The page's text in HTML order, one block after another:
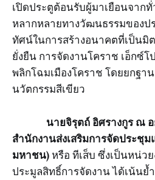
เปิดประตูต้อนรับผู้มาเยือนจาก
หลากหลายทางวัฒนธรรมของป
ทัศน์ในการสร้างอนาคตที่เป็นมิ
ยั่งยืน การจัดงานโคราช เอ็กซ์โ
พลิกโฉมเมืองโคราช โดยยกฐา
นวัตกรรมสีเขียว
นายจิรุตถ์ อิศรางกูร ณ อยุ
สำนักงานส่งเสริมการจัดประชุ
มหาชน) หรือ ทีเส็บ ซึ่งเป็นหน่
ประมูลสิทธิ์การจัดงาน ได้เน้นย้